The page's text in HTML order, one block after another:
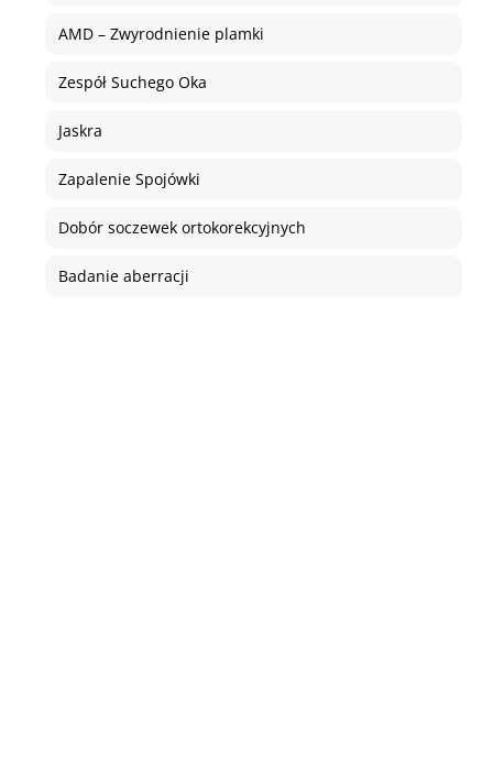
AMD – Zwyrodnienie plamki
Zespół Suchego Oka
Jaskra
Zapalenie Spojówki
Dobór soczewek ortokorekcyjnych
Badanie aberracji